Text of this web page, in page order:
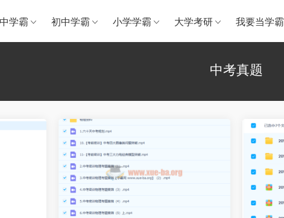
学霸 初中学霸 小学学霸 大学考研 我要当学霸
中考真题